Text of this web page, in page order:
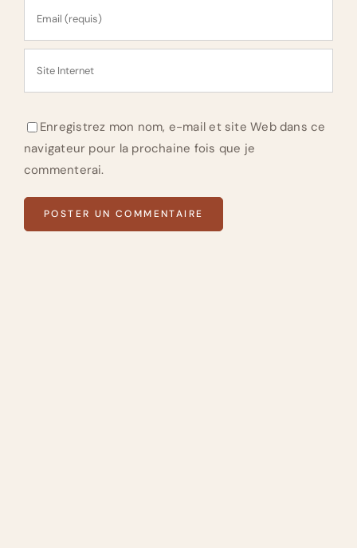
Enregistrez mon nom, e-mail et site Web dans ce
navigateur pour la prochaine fois que je
commenterai.